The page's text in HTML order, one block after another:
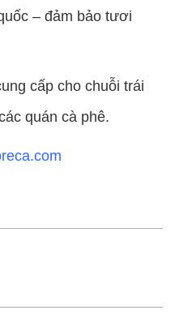
– đảm bảo tươi
cấp cho chuỗi trái
quán cà phê.